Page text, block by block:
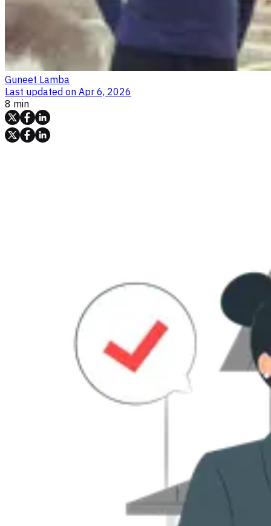
Guneet Lamba
Last updated on Apr 6, 2026
8 min